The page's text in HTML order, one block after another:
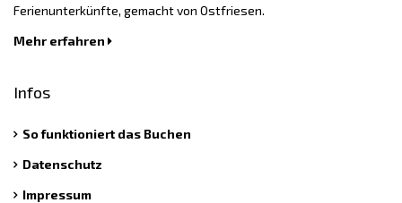
Ferienunterkünfte, gemacht von Ostfriesen.
Mehr erfahren
Infos
So funktioniert das Buchen
Datenschutz
Impressum